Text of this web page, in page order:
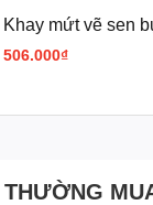
Khay mứt vẽ sen
506.000₫